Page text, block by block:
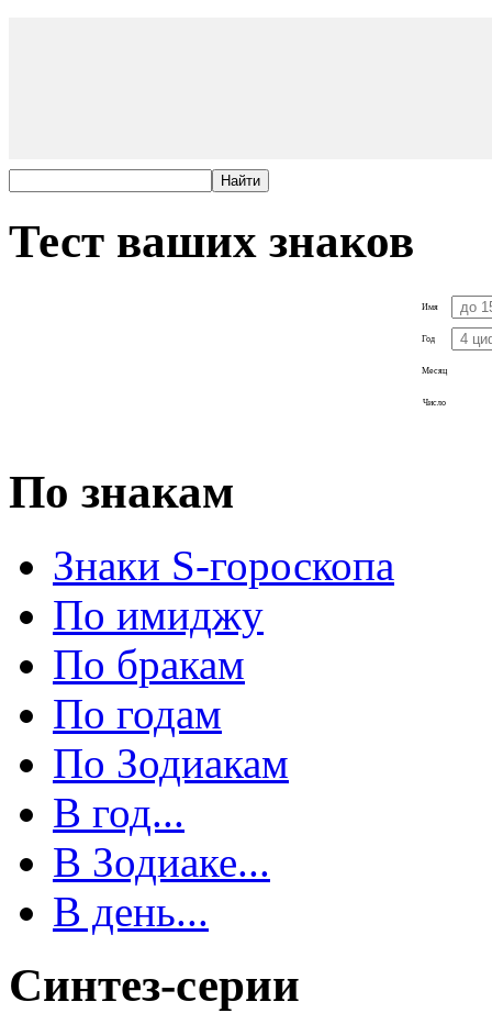
Тест ваших знаков
Имя
Год
Месяц
Число
По знакам
Знаки S-гороскопа
По имиджу
По бракам
По годам
По Зодиакам
В год...
В Зодиаке...
В день...
Синтез-серии